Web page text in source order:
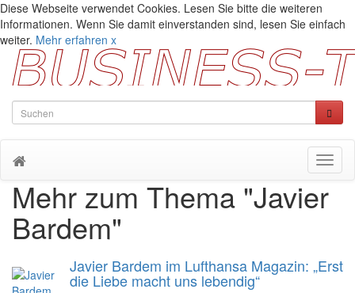
Diese Webseite verwendet Cookies. Lesen Sie bitte die weiteren
Informationen. Wenn Sie damit einverstanden sind, lesen Sie einfach
weiter. Mehr erfahren x
Mehr zum Thema "Javier
Bardem"
Javier Bardem im Lufthansa Magazin: „Erst
die Liebe macht uns lebendig“